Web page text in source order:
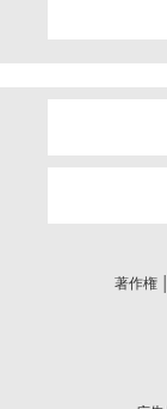
著作権